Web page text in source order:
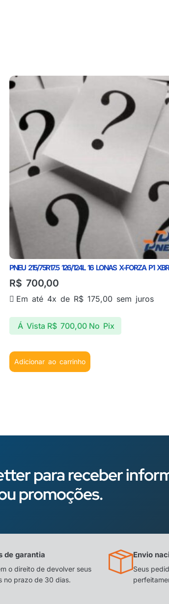
PNEU 215/75R17.5 126/124L 16 LONAS X-FORZA P1
R$ 700,00
Em até 4x de R$175,00 sem juros
Á Vista R$ 700,00 No Pix
Adicionar ao carrinho
para receber
promoções.
de garantia
o direito de devolver seus
no prazo de 30 dias.
Envio
Seus